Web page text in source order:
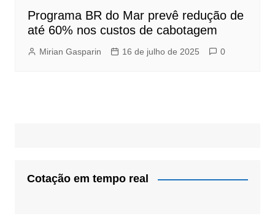
Programa BR do Mar prevê redução de
até 60% nos custos de cabotagem
Mirian Gasparin 16 de julho de 2025 0
Cotação em tempo real